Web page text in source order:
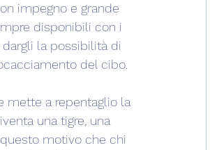
impegno e grande
disponibili con i
la possibilità di
del cibo.
mette a repentaglio la
una tigre, una
motivo che chi